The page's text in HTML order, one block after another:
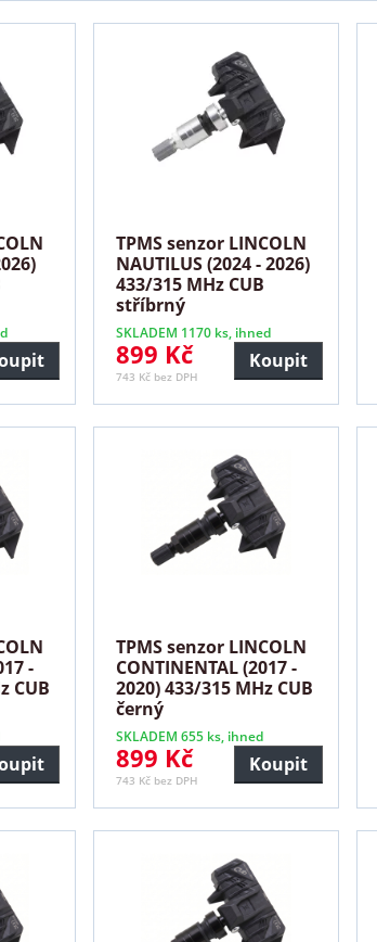
TPMS senzor LINCOLN
NAUTILUS (2024 - 2026)
433/315 MHz CUB
stříbrný
SKLADEM 1170 ks, ihned
899 Kč
743 Kč bez DPH
Koupit
-
CUB
TPMS senzor LINCOLN
CONTINENTAL (2017 -
2020) 433/315 MHz CUB
černý
SKLADEM 655 ks, ihned
899 Kč
743 Kč bez DPH
Koupit